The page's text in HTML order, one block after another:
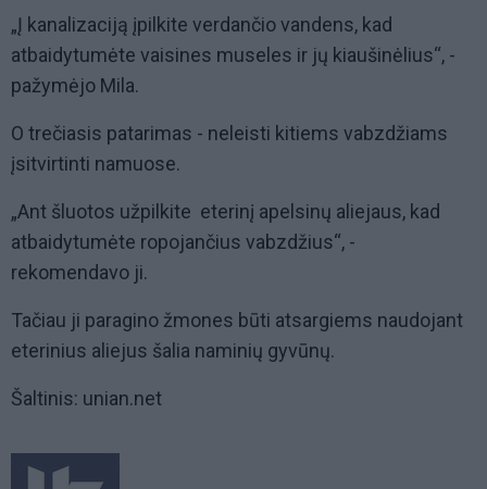
„Į kanalizaciją įpilkite verdančio vandens, kad
atbaidytumėte vaisines museles ir jų kiaušinėlius“, -
pažymėjo Mila.
O trečiasis patarimas - neleisti kitiems vabzdžiams
įsitvirtinti namuose.
„Ant šluotos užpilkite eterinį apelsinų aliejaus, kad
atbaidytumėte ropojančius vabzdžius“, -
rekomendavo ji.
Tačiau ji paragino žmones būti atsargiems naudojant
eterinius aliejus šalia naminių gyvūnų.
Šaltinis: unian.net